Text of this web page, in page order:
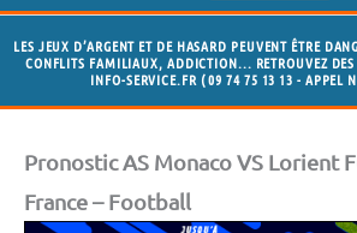
LES JEUX D’ARGENT ET DE HASARD PEUVENT ÊTRE
CONFLITS FAMILIAUX, ADDICTION... RETROUVEZ DES
INFO-SERVICE.FR ( 09 74 75 13 13 - APPEL
Pronostic AS Monaco VS Lorient
France – Football